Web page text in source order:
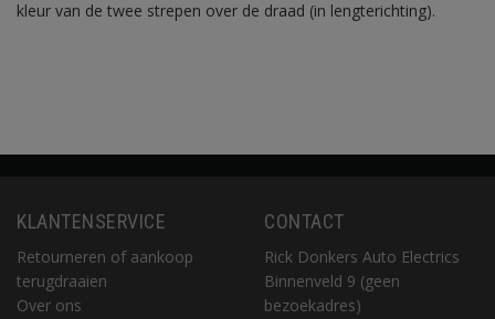
kleur van de twee strepen over de draad (in lengterichting).
KLANTENSERVICE
Retourneren of aankoop
terugdraaien
Over ons
CONTACT
Rick Donkers Auto Electrics
Binnenveld 9 (geen
bezoekadres)